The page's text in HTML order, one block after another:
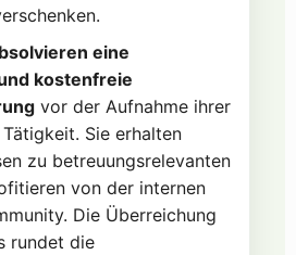
eine
kostenfreie
vor der Aufnahme ihrer
Sie erhalten
zu betreuungsrelevanten
von der internen
Die Überreichung
rundet die